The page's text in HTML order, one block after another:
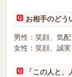
お相手のどう
男性：笑顔、気配
女性：笑顔、誠実
「この人と